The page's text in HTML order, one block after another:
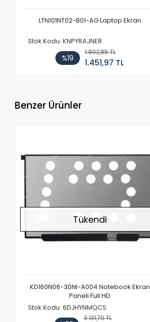
LTN101NT02-B01-AG Laptop Ekran
Stok Kodu: KNPYRAJNER
%19
1.802,85 TL
1.451,97 TL
Benzer Ürünler
Tükendi
KD160N06-30NI-A004 Notebook Ekran
Paneli Full HD
Stok Kodu: 6DJHYNMQCS
3.131,70 TL